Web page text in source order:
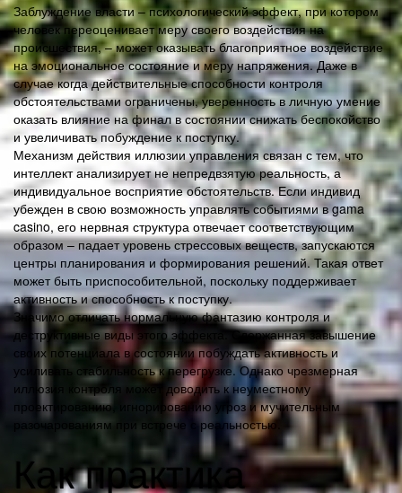
Заблуждение власти – психологический эффект, при котором
человек переоценивает меру своего воздействия на
происшествия, – может оказывать благоприятное воздействие
на эмоциональное состояние и меру напряжения. Даже в
случае когда действительные способности контроля
обстоятельствами ограничены, уверенность в личную умение
оказать влияние на финал в состоянии снижать беспокойство
и увеличивать побуждение к поступку.
Механизм действия иллюзии управления связан с тем, что
интеллект анализирует не непредвзятую реальность, а
индивидуальное восприятие обстоятельств. Если индивид
убежден в свою возможность управлять событиями в gama
casino, его нервная структура отвечает соответствующим
образом – падает уровень стрессовых веществ, запускаются
центры планирования и формирования решений. Такая ответ
может быть приспособительной, поскольку поддерживает
активность и способность к поступку.
Значимо отличать нормальную фантазию контроля и
деструктивные виды этого эффекта. Сдержанная завышение
своих потенциала в состоянии побуждать активность и
усиливать стабильность к перегрузке. Однако чрезмерная
иллюзия контроля может доводить к неуместному
проектированию, игнорированию угроз и мучительным
разочарованиям при встрече с реальностью.
Как практика